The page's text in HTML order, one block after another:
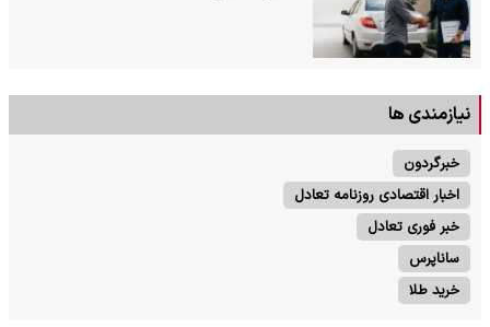
نیازمندی ها
خبرگردون
اخبار اقتصادی روزنامه تعادل
خبر فوری تعادل
ساناپرس
خرید طلا